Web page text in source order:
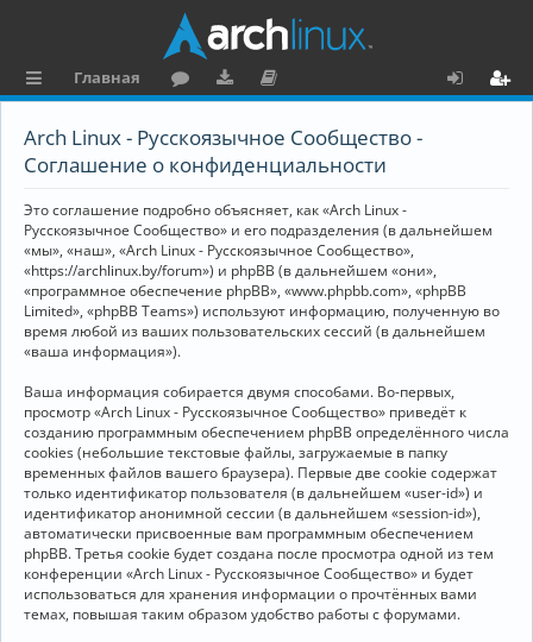
ы
к
и
Главная
ру
ру
и
ку
е
н
та
ц
я
Arch Linux - Русскоязычное Сообщество -
Соглашение о конфиденциальности
Это соглашение подробно объясняет, как «Arch Linux -
Русскоязычное Сообщество» и его подразделения (в дальнейшем
«мы», «наш», «Arch Linux - Русскоязычное Сообщество»,
«https://archlinux.by/forum») и phpBB (в дальнейшем «они»,
«программное обеспечение phpBB», «www.phpbb.com», «phpBB
Limited», «phpBB Teams») используют информацию, полученную во
время любой из ваших пользовательских сессий (в дальнейшем
«ваша информация»).
Ваша информация собирается двумя способами. Во-первых,
просмотр «Arch Linux - Русскоязычное Сообщество» приведёт к
созданию программным обеспечением phpBB определённого числа
cookies (небольшие текстовые файлы, загружаемые в папку
временных файлов вашего браузера). Первые две cookie содержат
только идентификатор пользователя (в дальнейшем «user-id») и
идентификатор анонимной сессии (в дальнейшем «session-id»),
автоматически присвоенные вам программным обеспечением
phpBB. Третья cookie будет создана после просмотра одной из тем
конференции «Arch Linux - Русскоязычное Сообщество» и будет
использоваться для хранения информации о прочтённых вами
темах, повышая таким образом удобство работы с форумами.